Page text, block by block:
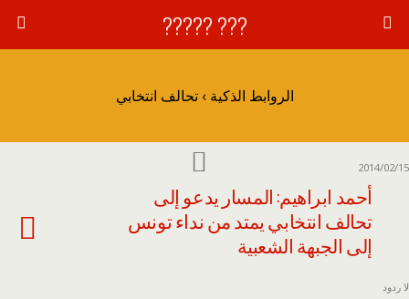
??? ?????
الروابط الذكية › تحالف انتخابي
2014/02/15
أحمد ابراهيم: المسار يدعو إلى
تحالف انتخابي يمتد من نداء تونس
إلى الجبهة الشعبية
لا ردود